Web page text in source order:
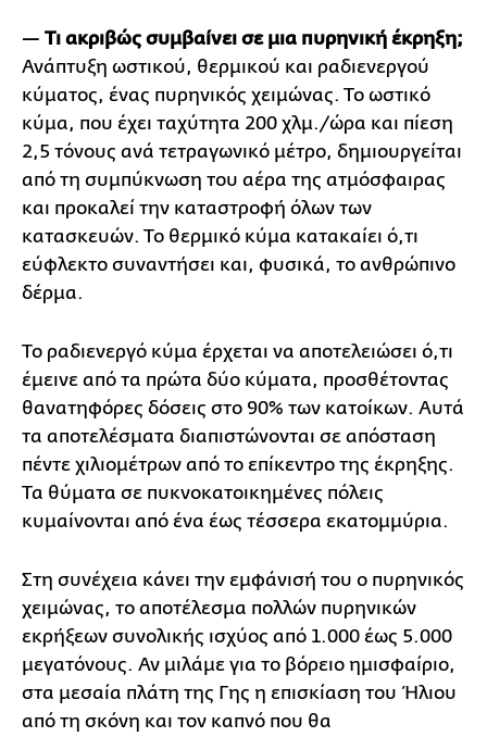
— Τι ακριβώς συμβαίνει σε μια πυρηνική έκρηξη;
Ανάπτυξη ωστικού, θερμικού και ραδιενεργού
κύματος, ένας πυρηνικός χειμώνας. Το ωστικό
κύμα, που έχει ταχύτητα 200 χλμ./ώρα και πίεση
2,5 τόνους ανά τετραγωνικό μέτρο, δημιουργείται
από τη συμπύκνωση του αέρα της ατμόσφαιρας
και προκαλεί την καταστροφή όλων των
κατασκευών. Το θερμικό κύμα κατακαίει ό,τι
εύφλεκτο συναντήσει και, φυσικά, το ανθρώπινο
δέρμα.
Το ραδιενεργό κύμα έρχεται να αποτελειώσει ό,τι
έμεινε από τα πρώτα δύο κύματα, προσθέτοντας
θανατηφόρες δόσεις στο 90% των κατοίκων. Αυτά
τα αποτελέσματα διαπιστώνονται σε απόσταση
πέντε χιλιομέτρων από το επίκεντρο της έκρηξης.
Τα θύματα σε πυκνοκατοικημένες πόλεις
κυμαίνονται από ένα έως τέσσερα εκατομμύρια.
Στη συνέχεια κάνει την εμφάνισή του ο πυρηνικός
χειμώνας, το αποτέλεσμα πολλών πυρηνικών
εκρήξεων συνολικής ισχύος από 1.000 έως 5.000
μεγατόνους. Αν μιλάμε για το βόρειο ημισφαίριο,
στα μεσαία πλάτη της Γης η επισκίαση του Ήλιου
από τη σκόνη και τον καπνό που θα